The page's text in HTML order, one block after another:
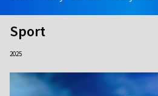
Sport
2025